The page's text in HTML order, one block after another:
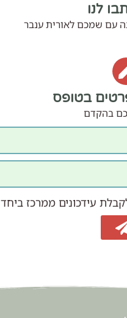
לנו
עם שמכם לאורית ענבר
בטופס
בהקדם
עידכונים ממרכז ביחד